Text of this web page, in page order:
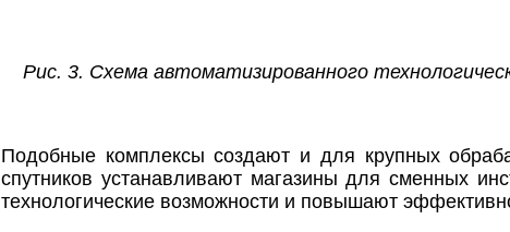
Рис. 3. Схема автоматизированного
Подобные комплексы создают и для крупных
спутников устанавливают магазины для сменных
технологические возможности и повышают